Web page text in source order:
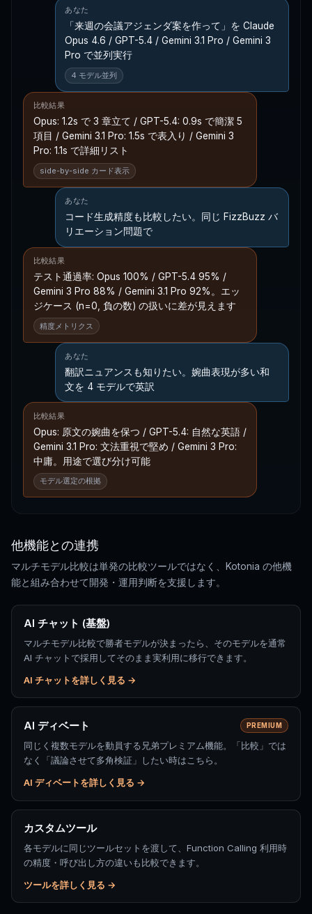
あなた
「来週の会議アジェンダ案を作って」を Claude
Opus 4.6 / GPT-5.4 / Gemini 3.1 Pro / Gemini 3
Pro で並列実行
4 モデル並列
比較結果
Opus: 1.2s で 3 章立て / GPT-5.4: 0.9s で簡潔 5
項目 / Gemini 3.1 Pro: 1.5s で表入り / Gemini 3
Pro: 1.1s で詳細リスト
side-by-side カード表示
あなた
コード生成精度も比較したい。同じ FizzBuzz バ
リエーション問題で
比較結果
テスト通過率: Opus 100% / GPT-5.4 95% /
Gemini 3 Pro 88% / Gemini 3.1 Pro 92%。エッ
ジケース (n=0, 負の数) の扱いに差が見えます
精度メトリクス
あなた
翻訳ニュアンスも知りたい。婉曲表現が多い和
文を 4 モデルで英訳
比較結果
Opus: 原文の婉曲を保つ / GPT-5.4: 自然な英語 /
Gemini 3.1 Pro: 文法重視で堅め / Gemini 3 Pro:
中庸。用途で選び分け可能
モデル選定の根拠
他機能との連携
マルチモデル比較は単発の比較ツールではなく、Kotonia の他機
能と組み合わせて開発・運用判断を支援します。
AI チャット (基盤)
マルチモデル比較で勝者モデルが決まったら、そのモデルを通常
AI チャットで採用してそのまま実利用に移行できます。
AI チャットを詳しく見る →
AI ディベート PREMIUM
同じく複数モデルを動員する兄弟プレミアム機能。「比較」では
なく「議論させて多角検証」したい時はこちら。
AI ディベートを詳しく見る →
カスタムツール
各モデルに同じツールセットを渡して、Function Calling 利用時
の精度・呼び出し方の違いも比較できます。
ツールを詳しく見る →